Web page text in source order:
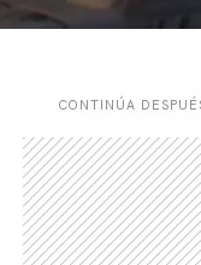
CONTINÚA